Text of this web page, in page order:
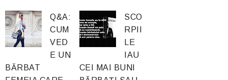
Q&A:
CUM
VED
E UN
BĂRBAT
SCO
RPII
LE
IAU
CEI MAI BUNI